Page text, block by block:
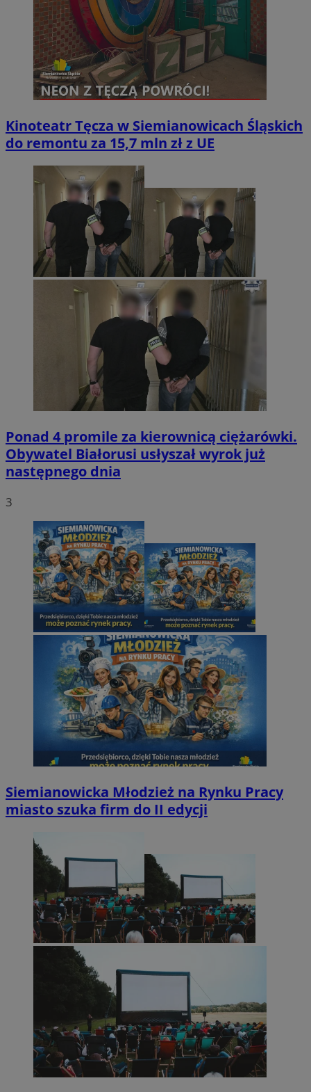
Kinoteatr Tęcza w Siemianowicach Śląskich
do remontu za 15,7 mln zł z UE
Ponad 4 promile za kierownicą ciężarówki.
Obywatel Białorusi usłyszał wyrok już
następnego dnia
3
Siemianowicka Młodzież na Rynku Pracy
miasto szuka firm do II edycji